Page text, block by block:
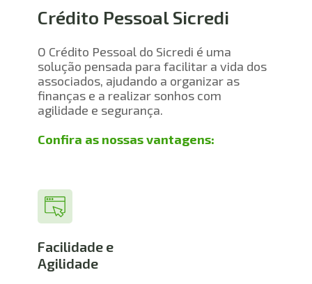
Crédito Pessoal Sicredi
O Crédito Pessoal do Sicredi é uma
solução pensada para facilitar a vida dos
associados, ajudando a organizar as
finanças e a realizar sonhos com
agilidade e segurança.
Confira as nossas vantagens:
Facilidade e
Agilidade